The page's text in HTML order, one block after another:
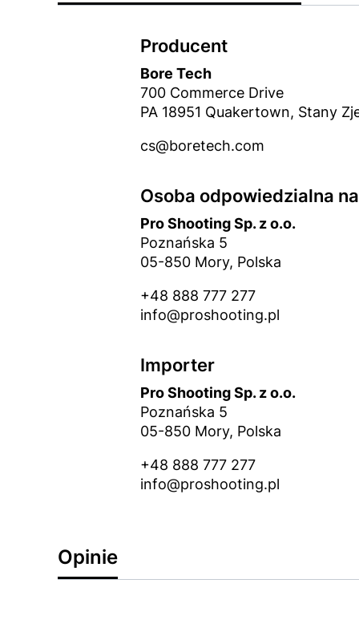
Producent
Bore Tech
700 Commerce Drive
PA 18951 Quakertown, Stany
cs@boretech.com
Osoba odpowiedzialna
Pro Shooting Sp. z o.o.
Poznańska 5
05-850 Mory, Polska
+48 888 777 277
info@proshooting.pl
Importer
Pro Shooting Sp. z o.o.
Poznańska 5
05-850 Mory, Polska
+48 888 777 277
info@proshooting.pl
Opinie